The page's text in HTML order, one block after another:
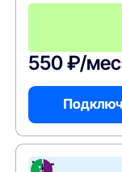
550 ₽/
Хит